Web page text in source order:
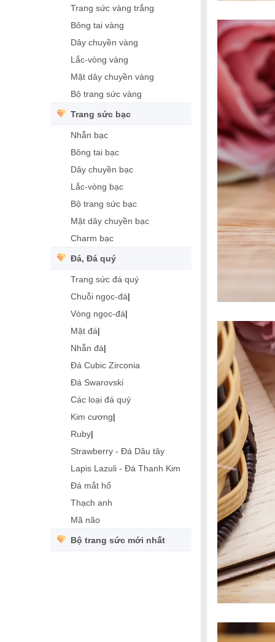
Trang sức vàng trắng
Bông tai vàng
Dây chuyền vàng
Lắc-vòng vàng
Mặt dây chuyền vàng
Bộ trang sức vàng
Trang sức bạc
Nhẫn bạc
Bông tai bạc
Dây chuyền bạc
Lắc-vòng bạc
Bộ trang sức bạc
Mặt dây chuyền bạc
Charm bạc
Đá, Đá quý
Trang sức đá quý
Chuỗi ngọc-đá|
Vòng ngọc-đá|
Mặt đá|
Nhẫn đá|
Đá Cubic Zirconia
Đá Swarovski
Các loại đá quý
Kim cương|
Ruby|
Strawberry - Đá Dâu tây
Lapis Lazuli - Đá Thanh Kim
Đá mắt hổ
Thạch anh
Mã não
Bộ trang sức mới nhất